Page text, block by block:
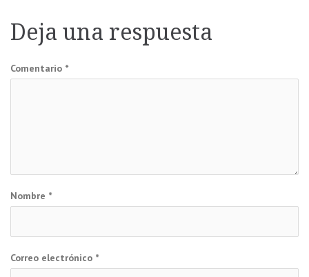
entradas
Deja una respuesta
Comentario *
Nombre *
Correo electrónico *